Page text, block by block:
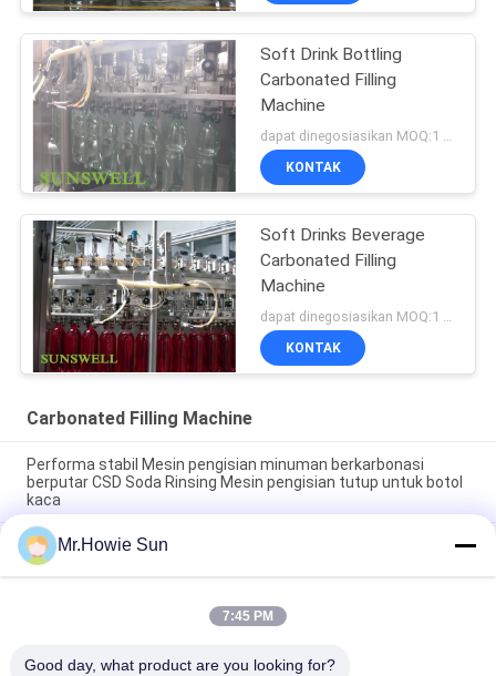
Soft Drink Bottling
Carbonated Filling
Machine
KONTAK
Soft Drinks Beverage
Carbonated Filling
Machine
KONTAK
Carbonated Filling Machine
Performa stabil Mesin pengisian minuman berkarbonasi
berputar CSD Soda Rinsing Mesin pengisian tutup untuk botol
kaca
Otomatis Berkecepatan Tinggi 3 dalam 1 Minuman Gas
Minuman Berkarbonasi Mesin Pengisian Peralatan Botol Kaca
Pabrik CSD
Mesin Penuh Botol Kaca Soda Berkualitas Tinggi Mesin Penuh
Mr.Howie Sun
7:45 PM
Good day, what product are you looking for?